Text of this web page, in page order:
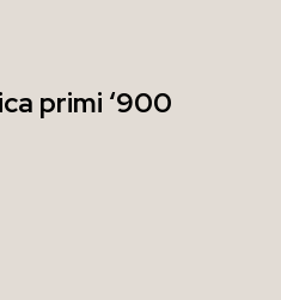
primi ‘900